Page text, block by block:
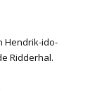
Hendrik-ido-
Ridderhal.